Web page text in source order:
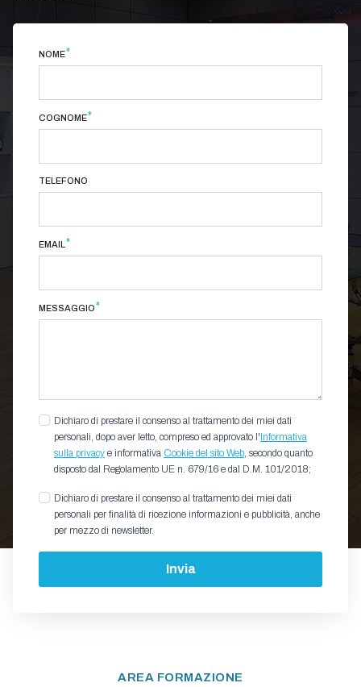
NOME*
COGNOME*
TELEFONO
EMAIL *
MESSAGGIO*
Dichiaro di prestare il consenso al trattamento dei miei dati
personali, dopo aver letto, compreso ed approvato l'Informativa
sulla privacy e informativa Cookie del sito Web , secondo quanto
disposto dal Regolamento UE n. 679/16 e dal D.M. 101/2018;
Dichiaro di prestare il consenso al trattamento dei miei dati
personali per finalità di ricezione informazioni e pubblicità, anche
per mezzo di newsletter.
Invia
AREA FORMAZIONE